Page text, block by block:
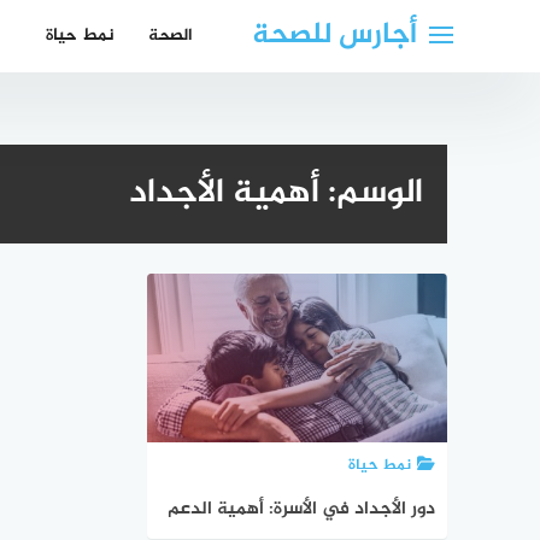
أجارس للصحة الصحة نمط حياة
الوسم:أهمية الأجداد
نمط حياة
دور الأجداد في الأسرة: أهمية الدعم